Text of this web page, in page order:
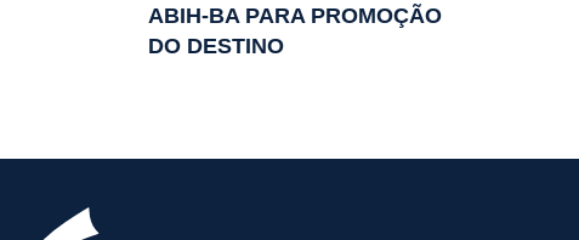
ABIH-BA PARA PROMOÇÃO
DO DESTINO